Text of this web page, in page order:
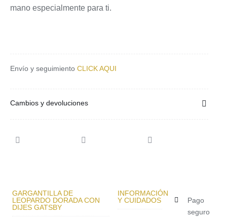
mano especialmente para ti.
Envío y seguimiento CLICK AQUI
Cambios y devoluciones
GARGANTILLA DE
LEOPARDO DORADA CON
DIJES GATSBY
INFORMACIÓN
Y CUIDADOS
Pago
seguro